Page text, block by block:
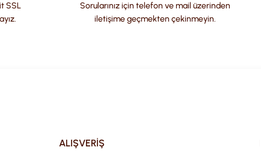
SSL
Sorularınız için telefon ve mail üzerinden
iletişime geçmekten çekinmeyin.
ALIŞVERİŞ